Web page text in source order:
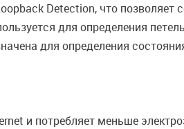
Detection, что
для определения
для определения
и потребляет меньше